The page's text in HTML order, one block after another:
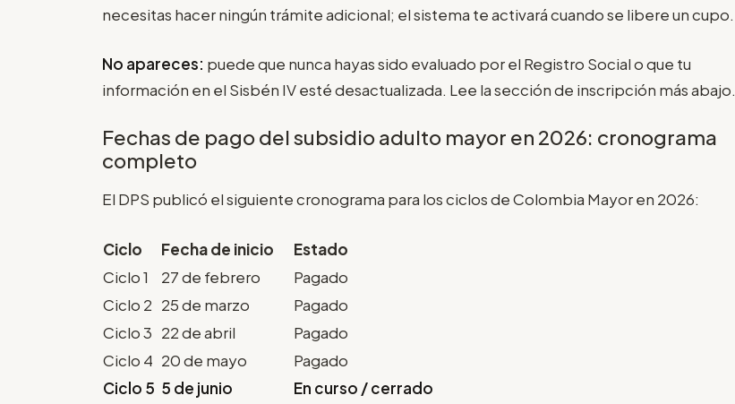
necesitas hacer ningún trámite adicional; el sistema te activará cuando se libere un cupo.
No apareces: puede que nunca hayas sido evaluado por el Registro Social o que tu
información en el Sisbén IV esté desactualizada. Lee la sección de inscripción más abajo.
Fechas de pago del subsidio adulto mayor en 2026: cronograma
completo
El DPS publicó el siguiente cronograma para los ciclos de Colombia Mayor en 2026:
Ciclo Fecha de inicio
Estado
Ciclo 1
27 de febrero
Pagado
Ciclo 2 25 de marzo
Pagado
Ciclo 3 22 de abril
Pagado
Ciclo 4 20 de mayo
Pagado
Ciclo 5 5 de junio
En curso / cerrado